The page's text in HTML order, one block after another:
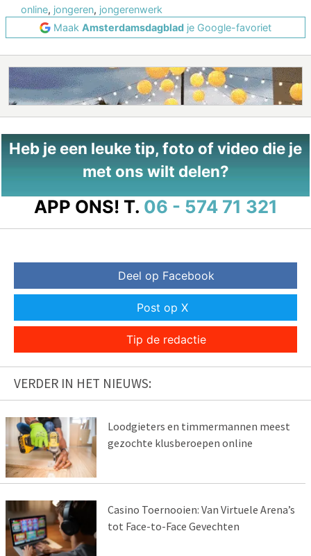
online, jongeren, jongerenwerk
Maak Amsterdamsdagblad je Google-favoriet
Heb je een leuke tip, foto of video die je
met ons wilt delen?
APP ONS! T. 06 - 574 71 321
Deel op Facebook
Post op X
Tip de redactie
VERDER IN HET NIEUWS:
Loodgieters en timmermannen meest
gezochte klusberoepen online
Casino Toernooien: Van Virtuele Arena’s
tot Face-to-Face Gevechten